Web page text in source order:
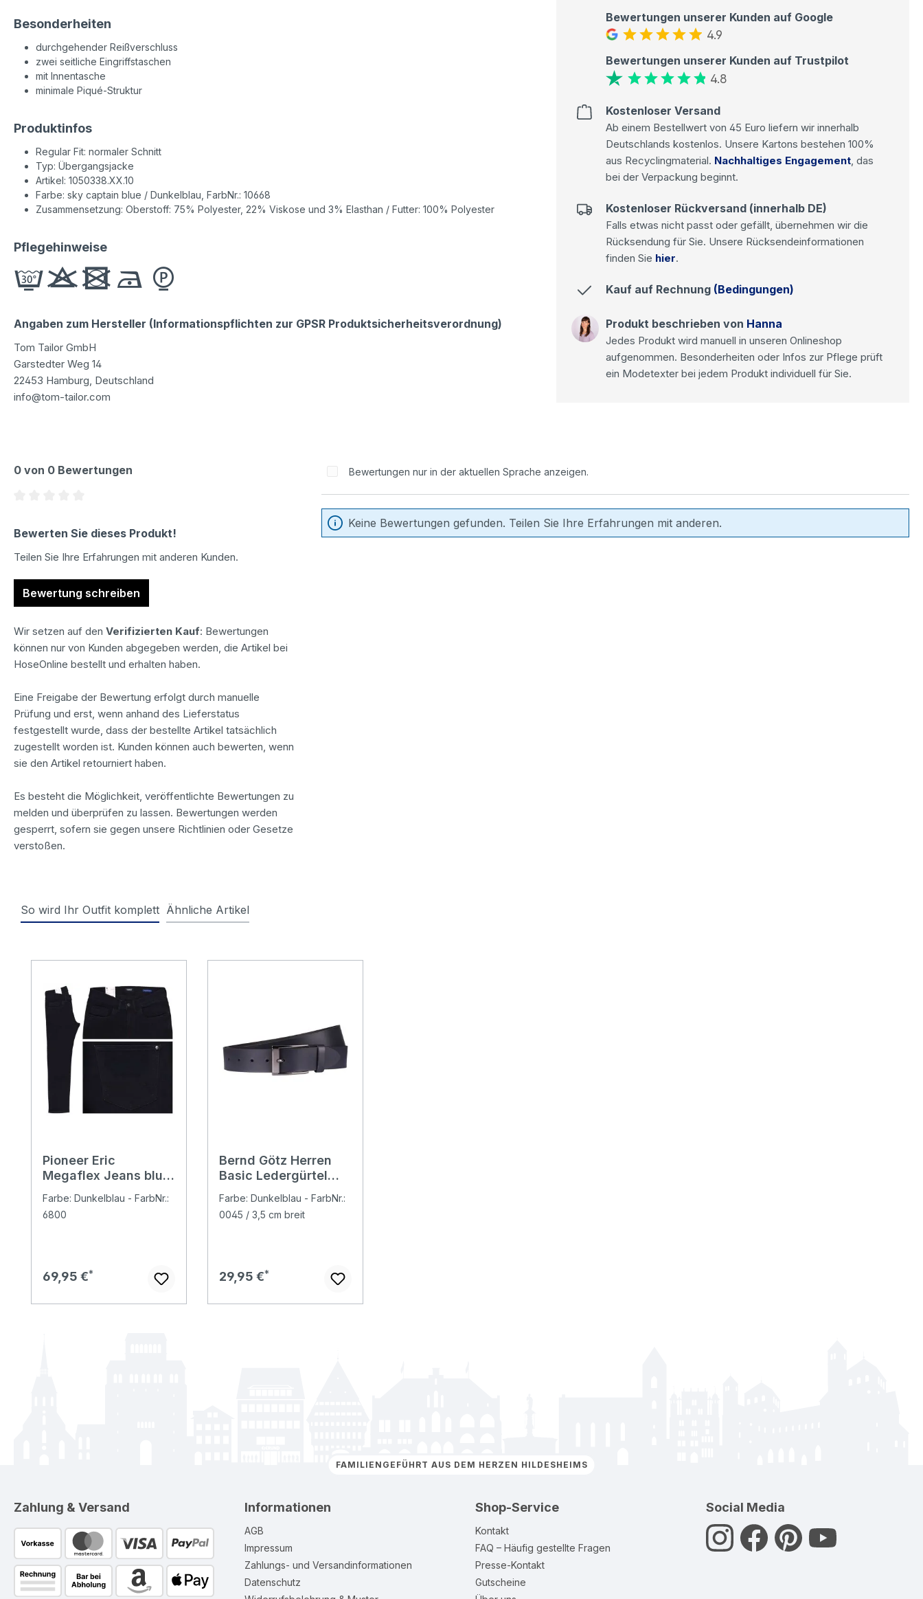
Besonderheiten
durchgehender Reißverschluss
zwei seitliche Eingriffstaschen
mit Innentasche
minimale Piqué-Struktur
Produktinfos
Regular Fit: normaler Schnitt
Typ: Übergangsjacke
Artikel: 1050338.XX.10
Farbe: sky captain blue / Dunkelblau, FarbNr.: 10668
Zusammensetzung: Oberstoff: 75% Polyester, 22% Viskose und 3% Elasthan / Futter: 100% Polyester
Pflegehinweise
Angaben zum Hersteller (Informationspflichten zur GPSR Produktsicherheitsverordnung)
Tom Tailor GmbH
Garstedter Weg 14
22453 Hamburg, Deutschland
info@tom-tailor.com
Bewertungen unserer Kunden auf Google
4.9
Bewertungen unserer Kunden auf Trustpilot
4.8
Kostenloser Versand
Ab einem Bestellwert von 45 Euro liefern wir innerhalb
Deutschlands kostenlos. Unsere Kartons bestehen 100%
aus Recyclingmaterial. Nachhaltiges Engagement, das
bei der Verpackung beginnt.
Kostenloser Rückversand (innerhalb DE)
Falls etwas nicht passt oder gefällt, übernehmen wir die
Rücksendung für Sie. Unsere Rücksendeinformationen
finden Sie hier.
Kauf auf Rechnung (Bedingungen)
Produkt beschrieben von Hanna
Jedes Produkt wird manuell in unseren Onlineshop
aufgenommen. Besonderheiten oder Infos zur Pflege prüft
ein Modetexter bei jedem Produkt individuell für Sie.
0 von 0 Bewertungen
Bewerten Sie dieses Produkt!
Teilen Sie Ihre Erfahrungen mit anderen Kunden.
Bewertung schreiben
Wir setzen auf den Verifizierten Kauf: Bewertungen
können nur von Kunden abgegeben werden, die Artikel bei
HoseOnline bestellt und erhalten haben.
Eine Freigabe der Bewertung erfolgt durch manuelle
Prüfung und erst, wenn anhand des Lieferstatus
festgestellt wurde, dass der bestellte Artikel tatsächlich
zugestellt worden ist. Kunden können auch bewerten, wenn
sie den Artikel retourniert haben.
Es besteht die Möglichkeit, veröffentlichte Bewertungen zu
melden und überprüfen zu lassen. Bewertungen werden
gesperrt, sofern sie gegen unsere Richtlinien oder Gesetze
verstoßen.
Bewertungen nur in der aktuellen Sprache anzeigen.
Keine Bewertungen gefunden. Teilen Sie Ihre Erfahrungen mit anderen.
So wird Ihr Outfit komplett Ähnliche Artikel
Pioneer Eric
Megaflex Jeans blue
Farbe: Dunkelblau - FarbNr.:
6800
Regulärer Preis:
69,95 €
Bernd Götz Herren
Basic Ledergürtel
Farbe: Dunkelblau - FarbNr.:
0045 / 3,5 cm breit
Regulärer Preis:
29,95 €
FAMILIENGEFÜHRT AUS DEM HERZEN HILDESHEIMS
Zahlung & Versand Informationen
AGB
Impressum
Zahlungs- und Versandinformationen
Datenschutz
Shop-Service
Kontakt
FAQ – Häufig gestellte Fragen
Presse-Kontakt
Gutscheine
Social Media